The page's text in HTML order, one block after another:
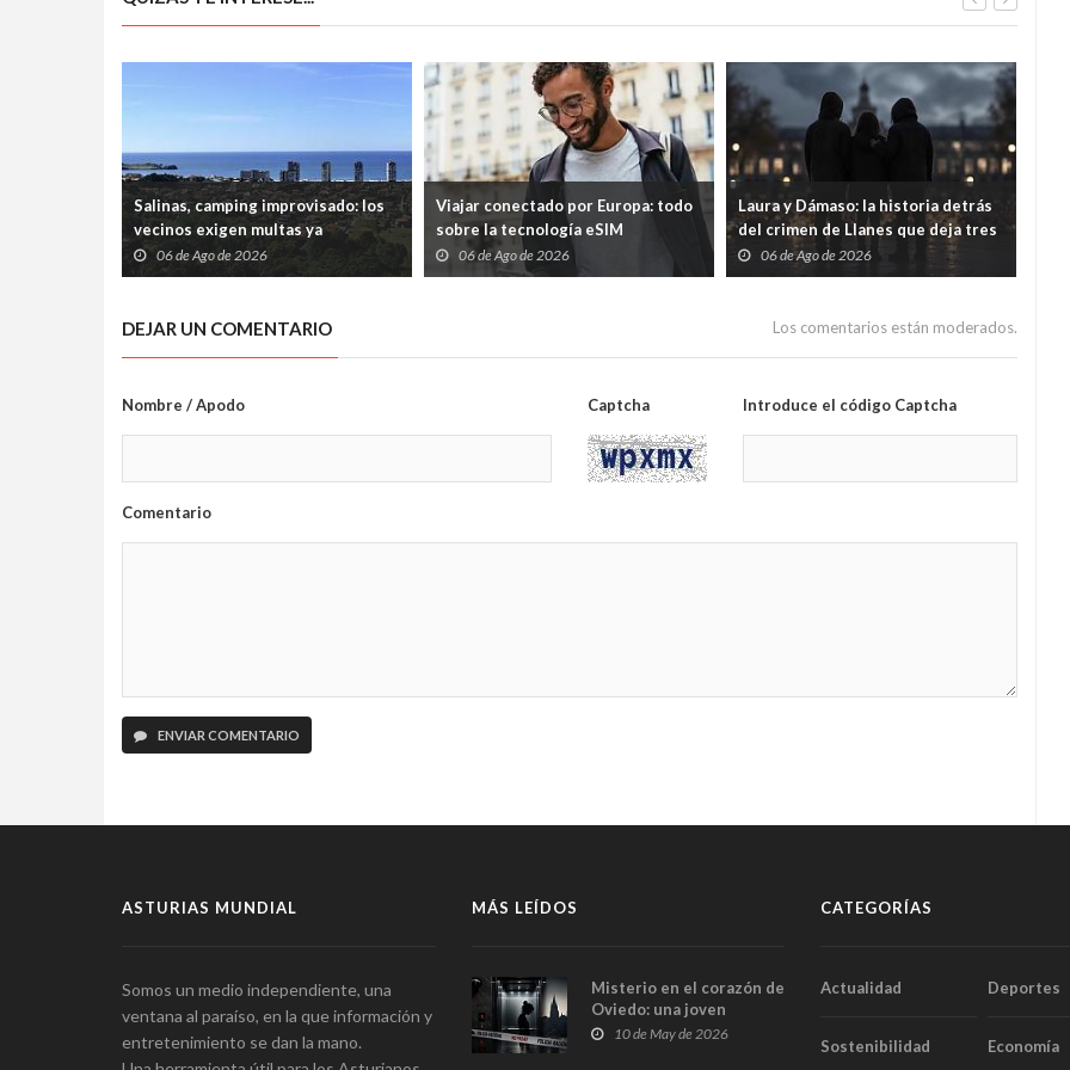
Salinas, camping improvisado: los
vecinos exigen multas ya
06 de Ago de 2026
Viajar conectado por Europa: todo
sobre la tecnología eSIM
06 de Ago de 2026
Laura y Dámaso: la historia detrás
del crimen de Llanes que deja tres
hijos huérfanos
06 de Ago de 2026
DEJAR UN COMENTARIO Los comentarios están moderados.
Nombre / Apodo Captcha Introduce el código Captcha
Comentario
ENVIAR COMENTARIO
ASTURIAS MUNDIAL
Somos un medio independiente, una
ventana al paraíso, en la que información y
entretenimiento se dan la mano.
MÁS LEÍDOS
Misterio en el corazón de
Oviedo: una joven
aparece muerta dentro
10 de May de 2026
CATEGORÍAS
Actualidad Deportes
Sostenibilidad Economía